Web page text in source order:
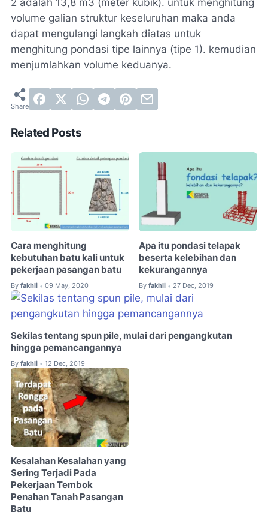
2 adalah 13,8 m3 (meter kubik). untuk menghitung
volume galian struktur keseluruhan maka anda
dapat mengulangi langkah diatas untuk
menghitung pondasi tipe lainnya (tipe 1). kemudian
menjumlahkan volume keduanya.
Related Posts
Cara menghitung
kebutuhan batu kali untuk
pekerjaan pasangan batu
By fakhli • 09 May, 2020
Apa itu pondasi telapak
beserta kelebihan dan
kekurangannya
By fakhli • 27 Dec, 2019
Sekilas tentang spun pile, mulai dari pengangkutan
hingga pemancangannya
By fakhli • 12 Dec, 2019
Kesalahan Kesalahan yang
Sering Terjadi Pada
Pekerjaan Tembok
Penahan Tanah Pasangan
Batu